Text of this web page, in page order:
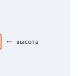
← высота